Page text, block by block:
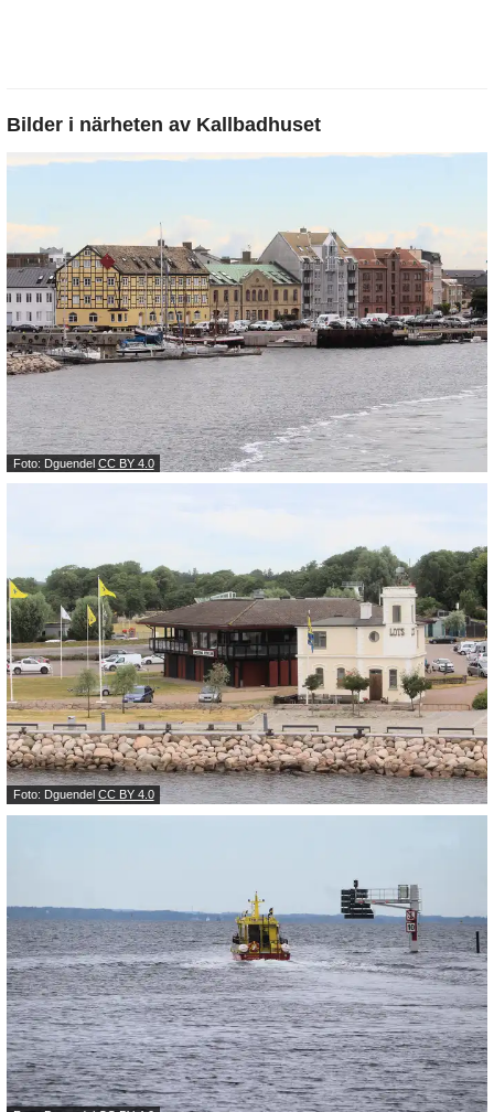
Bilder i närheten av Kallbadhuset
Foto: Dguendel CC BY 4.0
Foto: Dguendel CC BY 4.0